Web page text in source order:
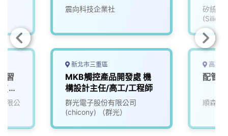
習
(大
限公
震向科技企業社
新北市三重區
MKB觸控產品開發處 機
構設計主任/高工/工程師
群光電子股份有限公司
(chicony) （群光）
矽統科
Corp.)
高雄
配管
順森科